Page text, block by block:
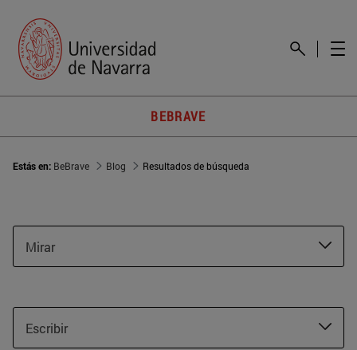
BEBRAVE
Estás en: BeBrave Blog Resultados de búsqueda
Mirar
Escribir